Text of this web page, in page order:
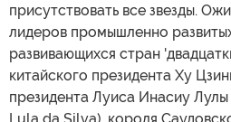
присутствовать все звезды.
лидеров промышленно
развивающихся стран
китайского президента Ху
президента Луиcа Инасиу